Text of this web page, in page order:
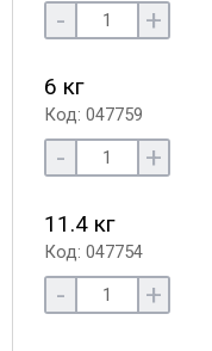
- +
6 кг
Код: 047759
- +
11.4 кг
Код: 047754
- +